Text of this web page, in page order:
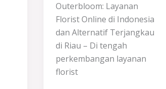
Outerbloom: Layanan
Florist Online di Indonesia
dan Alternatif Terjangkau
di Riau – Di tengah
perkembangan layanan
florist